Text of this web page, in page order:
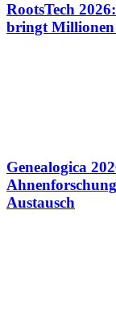
RootsTech
bringt Millionen
Genealogica
Austausch